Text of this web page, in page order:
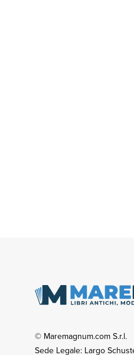
© Maremagnum.com S.r.l.
Sede Legale: Largo